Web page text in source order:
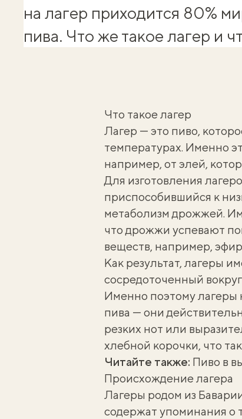
на лагер приходится 80%
пива. Что же такое лагер и
Что такое лагер
Лагер — это пиво,
температурах. Именно
например, от элей,
Для изготовления
приспособившийся к
метаболизм дрожжей.
что дрожжи успевают
веществ, например,
Как результат, лагеры
сосредоточенный
Именно поэтому лагеры
пива — они
резких нот или
хлебной корочки, что
Читайте также: Пиво в
Происхождение лагера
Лагеры родом из
содержат упоминания о